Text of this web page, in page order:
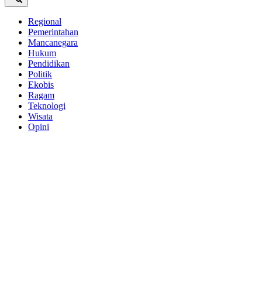
Regional
Pemerintahan
Mancanegara
Hukum
Pendidikan
Politik
Ekobis
Ragam
Teknologi
Wisata
Opini